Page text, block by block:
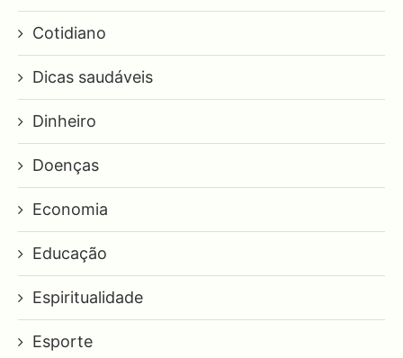
Cotidiano
Dicas saudáveis
Dinheiro
Doenças
Economia
Educação
Espiritualidade
Esporte